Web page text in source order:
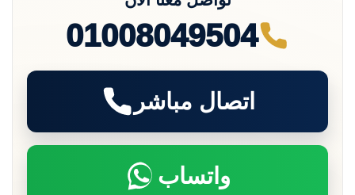
01008049504
اتصال مباشر
واتساب